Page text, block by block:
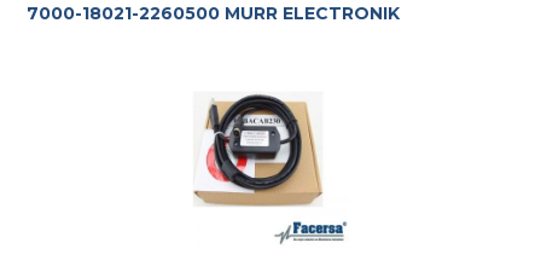
7000-18021-2260500 MURR ELECTRONIK
Te ayudamos con la elección más adecuada